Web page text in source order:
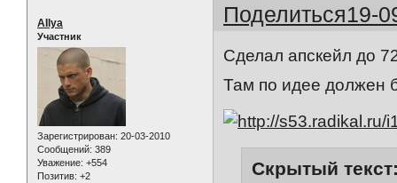
Поделиться19-
AIlya
Участник
Зарегистрирован: 20-03-2010
Сообщений: 389
Уважение: +554
Позитив: +2
Сделал апскейл до
Там по идее должен
Скрытый